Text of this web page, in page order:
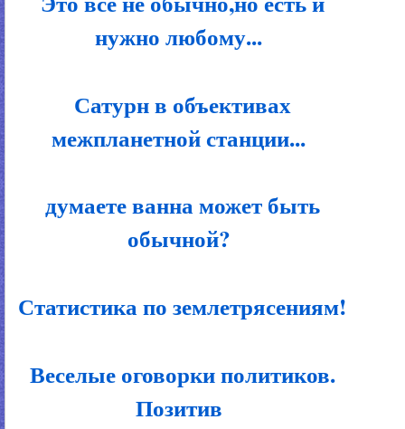
нужно любому...
Сатурн в объективах
межпланетной станции...
думаете ванна может быть
обычной?
Статистика по землетрясениям!
Веселые оговорки политиков.
Позитив